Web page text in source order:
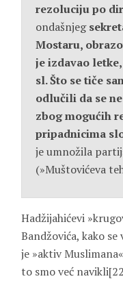
rezoluciju po
ondašnjeg
Mostaru,
je izdavao
sl. Što se tiče
odlučili da se
zbog mogućih
pripadnicima
je umnožila
(»Muštovićeva
Hadžijahićevi
Bandžovića, kako
je »aktiv
to smo već